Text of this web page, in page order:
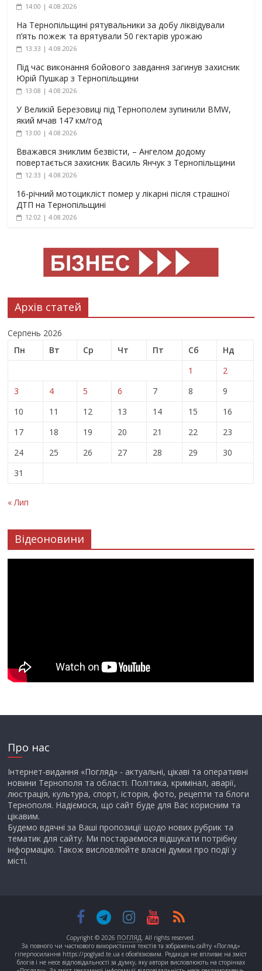
14:00 | 4.08.2026
На Тернопільщині рятувальники за добу ліквідували
п’ять пожеж та врятували 50 гектарів урожаю
13:33 | 4.08.2026
Під час виконання бойового завдання загинув захисник
Юрій Пушкар з Тернопільщини
13:08 | 4.08.2026
У Великій Березовиці під Тернополем зупинили BMW,
який мчав 147 км/год
13:00 | 4.08.2026
Вважався зниклим безвісти, – Ангелом додому
повертається захисник Василь Янчук з Тернопільщини
12:33 | 4.08.2026
16-річний мотоцикліст помер у лікарні після страшної
ДТП на Тернопільщині
12:02 | 4.08.2026
Архів статей
Серпень 2026
Пн
Вт Ср Чт Пт Сб
Нд
1
2
3
4 5 6 7 8
9
10
11 12 13 14 15
16
17
18 19 20 21 22
23
24
25 26 27 28 29
30
31
« Лип
Відеоновини
Про нас
Інтернет-видання «Погляд» - актуальні, цікаві та оперативні
новини Тернополя та області. Політика, кримінал, аварії,
люстрація, культура, спорт, історія, фото, рецепти та блоги
Тернополя. Надіємося, що сайт буде для Вас корисним та
цікавим.
Будемо вдячні за Ваші пропозиції щодо нових рубрик та
тематик для сайту. Ми постараємося відшукати потрібну
інформацію. Також висловлюйте власні думки про події у
місті.
Copyright © 2026 ПОГЛЯД . All rights reserved.
За повного чи часткового використання текстів та зображень сайту «Погляд»
гіперпосилання https://poglyad.te.ua є обов’язковим. Редакція не впливає на зміст
блогів і не несе відповідальності за думку, яку автори висловлюють на сторінках